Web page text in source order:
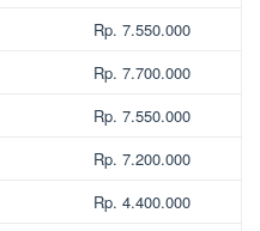
Rp. 7.550.000
Rp. 7.700.000
Rp. 7.550.000
Rp. 7.200.000
Rp. 4.400.000